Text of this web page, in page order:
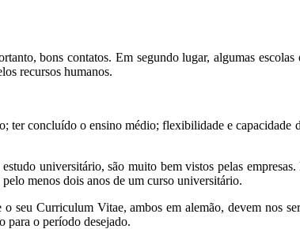
bons contatos. Em segundo lugar, algumas
recursos humanos.
concluído o ensino médio; flexibilidade e capacidade
universitário, são muito bem vistos pelas
menos dois anos de um curso universitário.
seu Curriculum Vitae, ambos em alemão, devem nos
para o período desejado.